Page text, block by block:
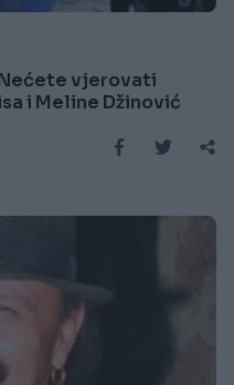
Nećete vjerovati
i Meline Džinović